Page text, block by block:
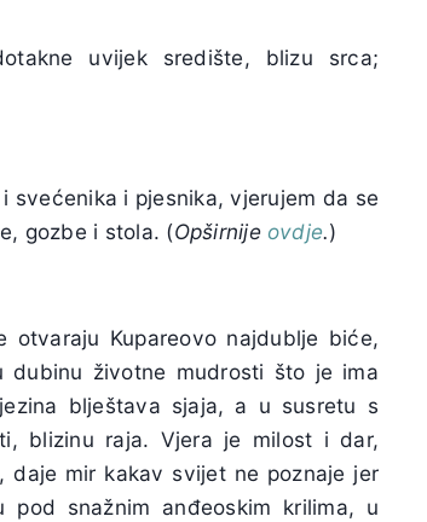
uvijek središte, blizu srca;
svećenika i pjesnika, vjerujem da se
gozbe i stola. (Opširnije ovdje.)
Kupareovo najdublje biće,
dubinu životne mudrosti što je ima
blještava sjaja, a u susretu s
blizinu raja. Vjera je milost i dar,
daje mir kakav svijet ne poznaje jer
snažnim anđeoskim krilima, u